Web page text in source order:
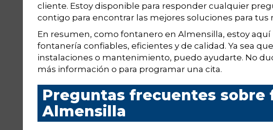
cliente. Estoy disponible para responder cualquier
contigo para encontrar las mejores soluciones para tus
En resumen, como fontanero en Almensilla, estoy aquí
fontanería confiables, eficientes y de calidad. Ya sea
instalaciones o mantenimiento, puedo ayudarte. No
más información o para programar una cita.
Preguntas frecuentes sobre
Almensilla